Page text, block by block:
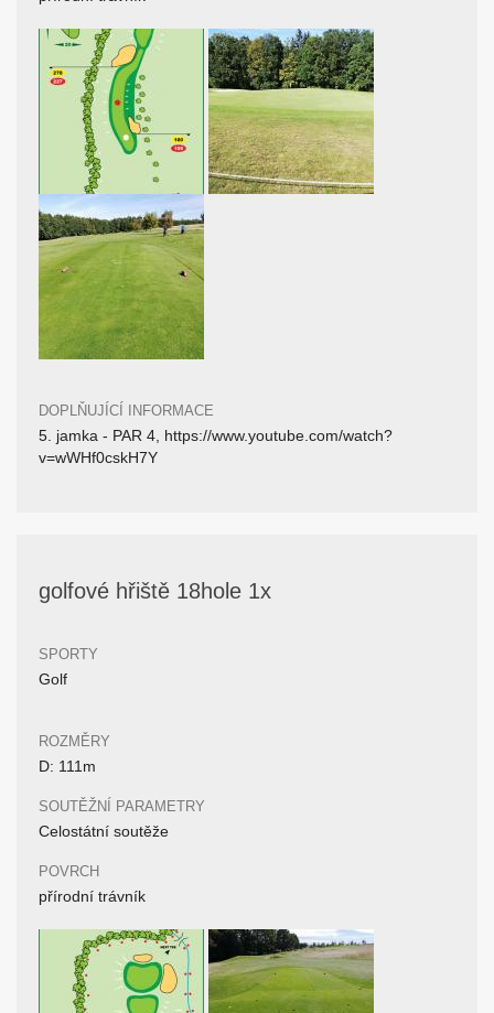
DOPLŇUJÍCÍ INFORMACE
5. jamka - PAR 4, https://www.youtube.com/watch?
v=wWHf0cskH7Y
golfové hřiště 18hole 1x
SPORTY
Golf
ROZMĚRY
D: 111m
SOUTĚŽNÍ PARAMETRY
Celostátní soutěže
POVRCH
přírodní trávník